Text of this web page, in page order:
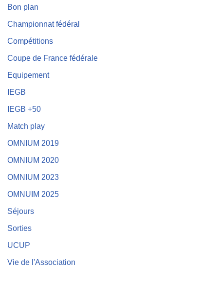
Bon plan
Championnat fédéral
Compétitions
Coupe de France fédérale
Equipement
IEGB
IEGB +50
Match play
OMNIUM 2019
OMNIUM 2020
OMNIUM 2023
OMNUIM 2025
Séjours
Sorties
UCUP
Vie de l'Association